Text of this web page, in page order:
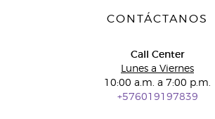
CONTÁCTANOS
Call Center
Lunes a Viernes
10:00 a.m. a 7:00 p.m.
+576019197839